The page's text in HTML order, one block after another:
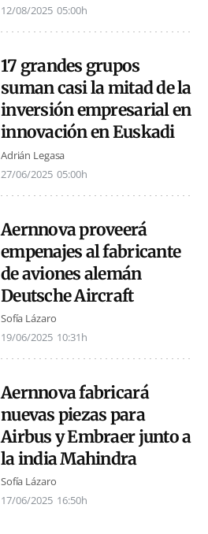
12/08/2025 05:00h
17 grandes grupos
suman casi la mitad de la
inversión empresarial en
innovación en Euskadi
Adrián Legasa
27/06/2025 05:00h
Aernnova proveerá
empenajes al fabricante
de aviones alemán
Deutsche Aircraft
Sofía Lázaro
19/06/2025 10:31h
Aernnova fabricará
nuevas piezas para
Airbus y Embraer junto a
la india Mahindra
Sofía Lázaro
17/06/2025 16:50h